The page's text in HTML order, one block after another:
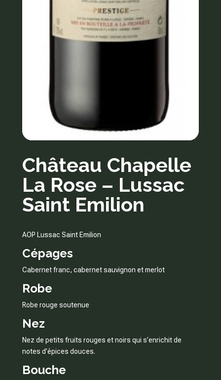
Château Chapelle
La Rose – Lussac
Saint Emilion
AOP Lussac Saint Emilion
Cépages
Cabernet franc, cabernet sauvignon et merlot
Robe
Robe rouge soutenue
Nez
Nez de petits fruits rouges et noirs qui s’enrichit de
notes d’épices douces.
Bouche